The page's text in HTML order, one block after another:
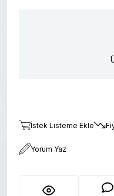
İstek Listeme Ekle
Yorum Yaz